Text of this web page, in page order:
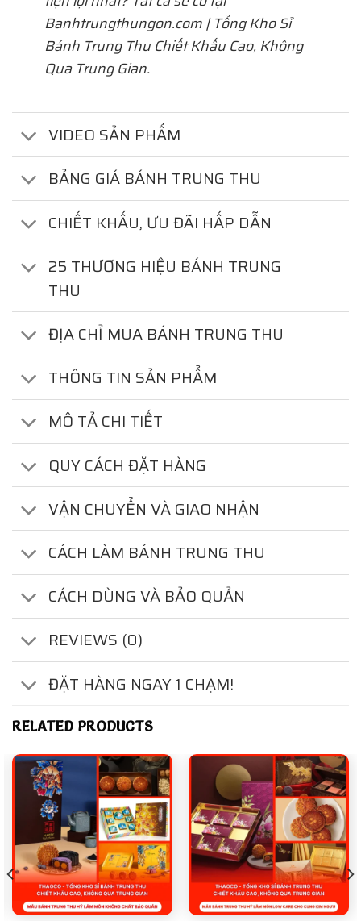
Banhtrungthungon.com | Tổng Kho Sỉ
Bánh Trung Thu Chiết Khấu Cao, Không
Qua Trung Gian.
VIDEO SẢN PHẨM
BẢNG GIÁ BÁNH TRUNG THU
CHIẾT KHẤU, ƯU ĐÃI HẤP DẪN
25 THƯƠNG HIỆU BÁNH TRUNG
THU
ĐỊA CHỈ MUA BÁNH TRUNG THU
THÔNG TIN SẢN PHẨM
MÔ TẢ CHI TIẾT
QUY CÁCH ĐẶT HÀNG
VẬN CHUYỂN VÀ GIAO NHẬN
CÁCH LÀM BÁNH TRUNG THU
CÁCH DÙNG VÀ BẢO QUẢN
REVIEWS (0)
ĐẶT HÀNG NGAY 1 CHẠM!
RELATED PRODUCTS